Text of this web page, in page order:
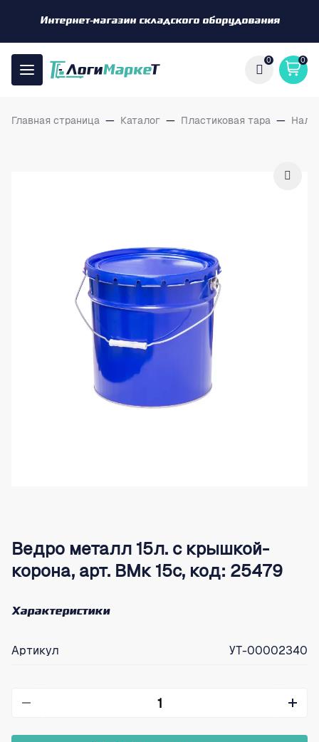
Интернет-магазин складского оборудования
0 0
Главная страница — Каталог — Пластиковая тара —
Ведро металл 15л. с крышкой-
корона, арт. ВМк 15с, код: 25479
Характеристики
Артикул УТ-00002340